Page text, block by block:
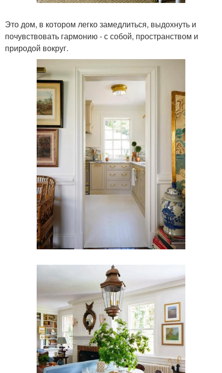
Это дом, в котором легко замедлиться, выдохнуть и
почувствовать гармонию - с собой, пространством и
природой вокруг.